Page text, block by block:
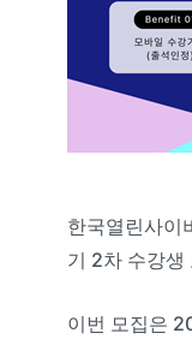
한국열린사이
기 2차 수강생
이번 모집은